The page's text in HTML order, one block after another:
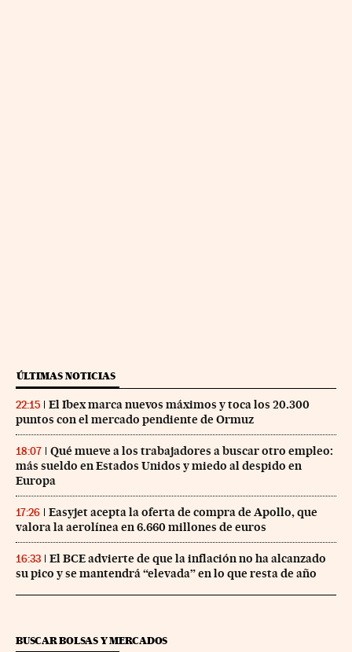
ÚLTIMAS NOTICIAS
22:15
El Ibex marca nuevos máximos y toca los 20.300
puntos con el mercado pendiente de Ormuz
18:07
Qué mueve a los trabajadores a buscar otro empleo:
más sueldo en Estados Unidos y miedo al despido en
Europa
17:26
Easyjet acepta la oferta de compra de Apollo, que
valora la aerolínea en 6.660 millones de euros
16:33
El BCE advierte de que la inflación no ha alcanzado
su pico y se mantendrá “elevada” en lo que resta de año
BUSCAR BOLSAS Y MERCADOS